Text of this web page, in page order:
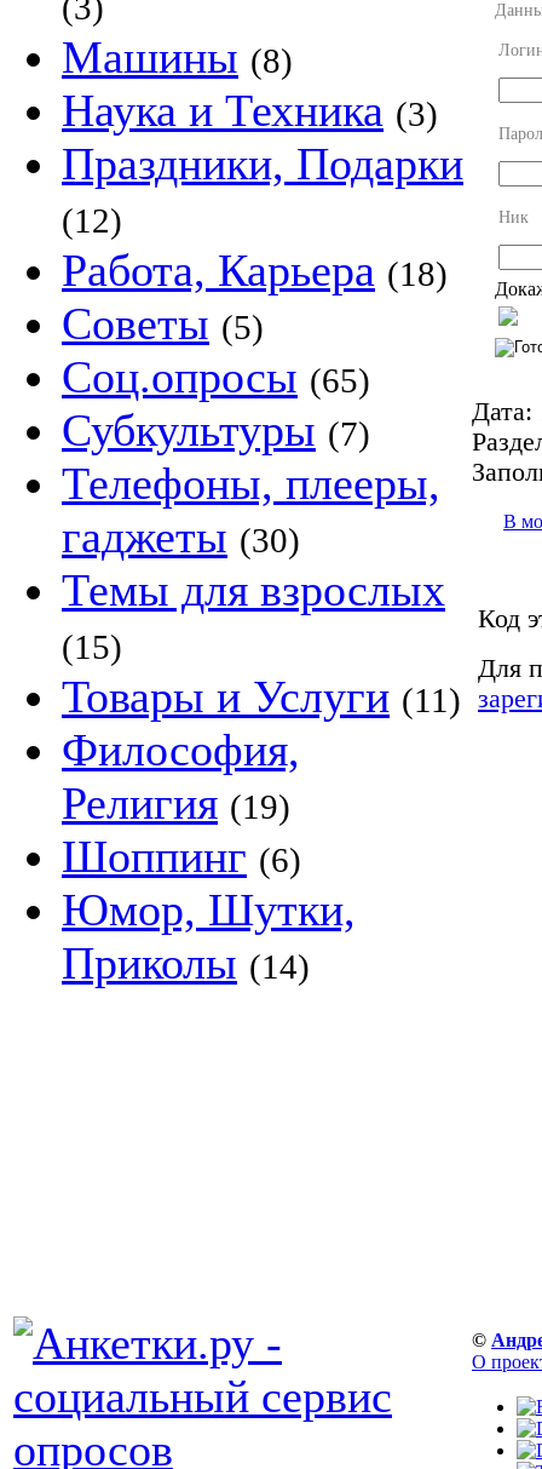
Машины (8)
Наука и Техника (3)
Праздники, Подарки
(12)
Работа, Карьера (18)
Советы (5)
Соц.опросы (65)
Субкультуры (7)
Телефоны, плееры,
гаджеты (30)
Темы для взрослых
(15)
Товары и Услуги (11)
Философия,
Религия (19)
Шоппинг (6)
Юмор, Шутки,
Приколы (14)
Ник
Дата:
В
Код
Для
©
О